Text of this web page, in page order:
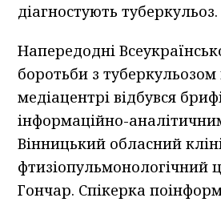
діагностують туберкульоз.
Напередодні
боротьби з туберкульозом
медіацентрі відбувся
інформаційно-
Вінницький обласний
фтизіопульмонологічний
Гончар. Спікерка